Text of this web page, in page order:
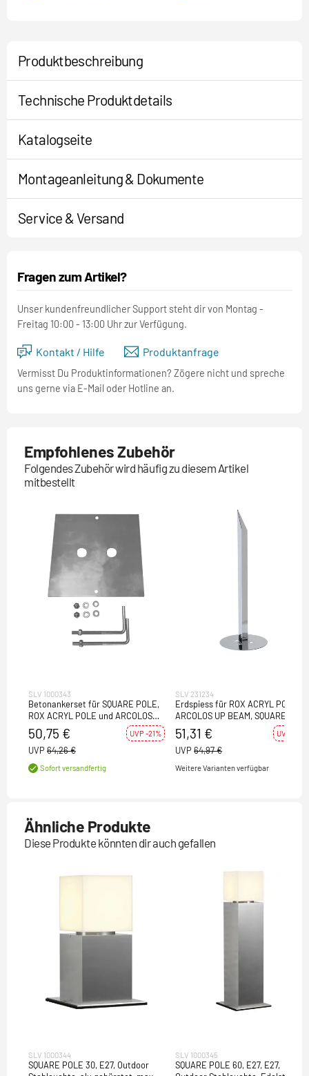
Produktbeschreibung
Technische Produktdetails
Katalogseite
Montageanleitung & Dokumente
Service & Versand
Fragen zum Artikel?
Unser kundenfreundlicher Support steht dir von Montag -
Freitag 10:00 - 13:00 Uhr zur Verfügung.
Kontakt / Hilfe Produktanfrage
Vermisst Du Produktinformationen? Zögere nicht und spreche
uns gerne via E-Mail oder Hotline an.
Empfohlenes Zubehör
Folgendes Zubehör wird häufig zu diesem Artikel
mitbestellt
SLV 1000343
Betonankerset für SQUARE POLE,
ROX ACRYL POLE und ARCOLOS
UP BEAM,Edelstahl 304
50,75 € UVP -21%
UVP 64,26 €
Sofort versandfertig
SLV 231234
Erdspiess für ROX ACRYL POLE,
ARCOLOS UP BEAM, SQUARE
und GLOO PURE, Stahl verzinkt
51,31 € UVP -21%
UVP 64,97 €
Weitere Varianten verfügbar
Ähnliche Produkte
Diese Produkte könnten dir auch gefallen
SLV 1000344
SQUARE POLE 30, E27, Outdoor
SLV 1000345
SQUARE POLE 60, E27, E27,